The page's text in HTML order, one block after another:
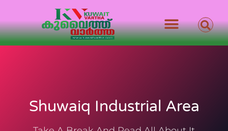
Shuwaiq Industrial Area